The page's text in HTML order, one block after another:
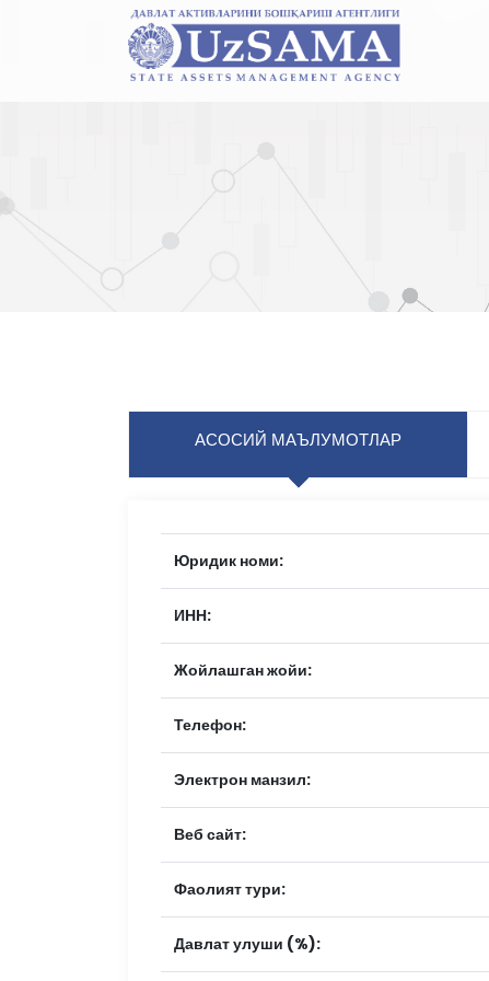
АСОСИЙ МАЪЛУМОТЛАР
Юридик номи:
ИНН:
Жойлашган жойи:
Телефон:
Электрон манзил:
Веб сайт:
Фаолият тури:
Давлат улуши (%):